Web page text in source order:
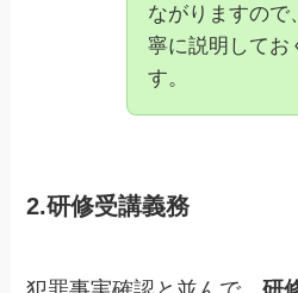
ながりますので
寧に説明してお
す。
2.研修受講義務